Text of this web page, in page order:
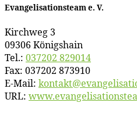
Evan­ge­li­sa­ti­ons­team e. V.
Kirch­weg 3
09306 Königshain
Tel.: 037202 829014
Fax: 037202 873910
E‑Mail:
URL: